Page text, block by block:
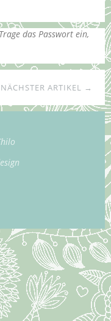
das Passwort ein,
NÄCHSTER ARTIKEL →